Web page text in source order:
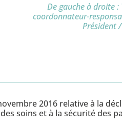
De gauche à droite
coordonnateur-
Président
2016 relative à la
soins et à la sécurité des